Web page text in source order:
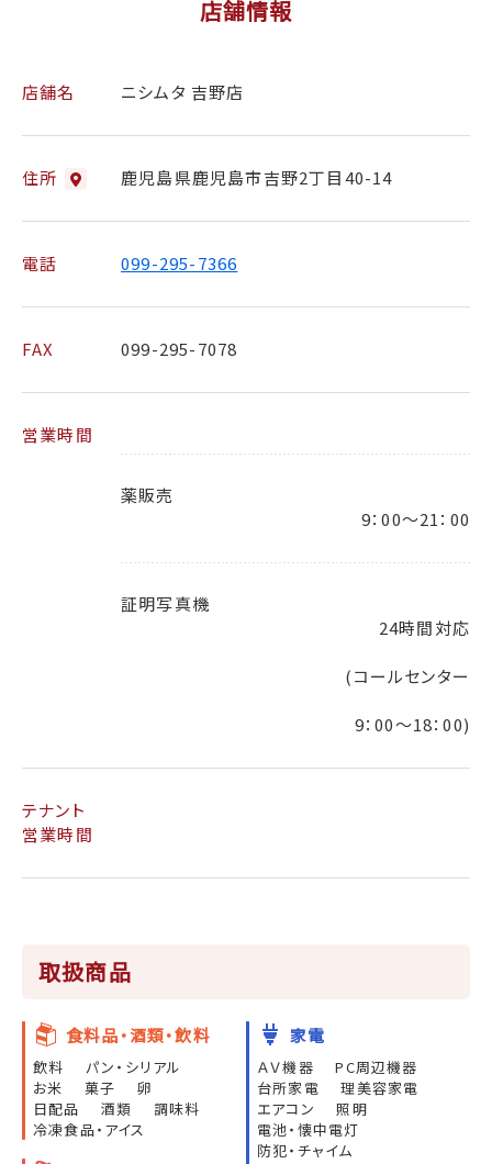
店舗情報
店舗名 ニシムタ 吉野店
住所 鹿児島県鹿児島市吉野2丁目40-14
電話 099-295-7366
FAX 099-295-7078
営業時間
薬販売
9：00～21：00
証明写真機
24時間対応
(コールセンター
9：00～18：00)
テナント
営業時間
取扱商品
食料品・酒類・飲料
飲料
パン・シリアル
お米
菓子
卵
日配品
酒類
調味料
冷凍食品・アイス
家電
ＡＶ機器
PC周辺機器
台所家電
理美容家電
エアコン
照明
電池・懐中電灯
防犯・チャイム